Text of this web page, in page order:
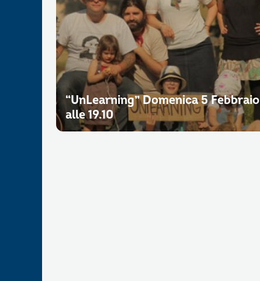
“UnLearning” Domenica 5 Febbraio
alle 19.10